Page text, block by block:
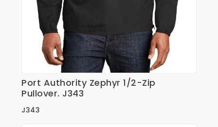
Ver Detalles
Port Authority Zephyr 1/2-Zip
Pullover. J343
J343